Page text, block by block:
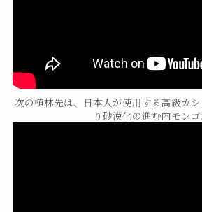
次の植林先は、日本人が使用する高級カ
り砂漠化の進む内モンゴ